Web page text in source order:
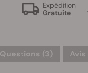
Expédition
Gratuite
Questions (3) Avis